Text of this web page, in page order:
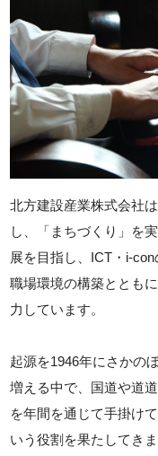
北方建設産業株式会社
し、「まちづくり」を
展を目指し、ICT・i-
職場環境の構築ととも
力しています。
起源を1946年にさかの
増える中で、国道や道
を年間を通じて手掛け
いう役割を果たしてき